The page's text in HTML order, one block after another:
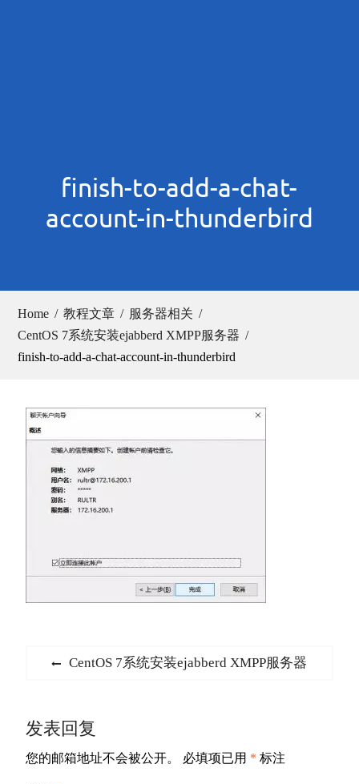
finish-to-add-a-chat-
account-in-thunderbird
Home 教程文章
服务器相关
CentOS 7系统安装ejabberd XMPP服务器
finish-to-add-a-chat-account-in-thunderbird
航
Previous
CentOS 7系统安装ejabberd XMPP服务器
发表回复
您的邮箱地址不会被公开。 必填项已用 * 标注